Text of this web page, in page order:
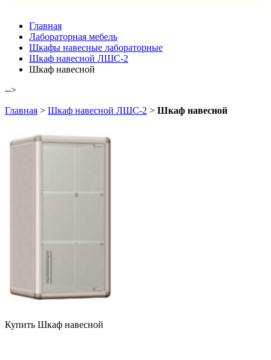
Главная
Лабораторная мебель
Шкафы навесные лабораторные
Шкаф навесной ЛШС-2
Шкаф навесной
-->
Главная > Шкаф навесной ЛШС-2 > Шкаф навесной
Купить Шкаф навесной